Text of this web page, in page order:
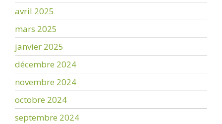
avril 2025
mars 2025
janvier 2025
décembre 2024
novembre 2024
octobre 2024
septembre 2024